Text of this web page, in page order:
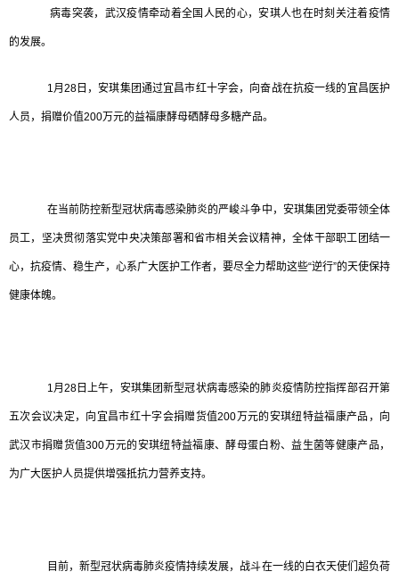
病毒突袭，武汉疫情牵动着全国人民的心，安琪人也在时刻关注着疫情
的发展。
1月28日，安琪集团通过宜昌市红十字会，向奋战在抗疫一线的宜昌医护
人员，捐赠价值200万元的益福康酵母硒酵母多糖产品。
在当前防控新型冠状病毒感染肺炎的严峻斗争中，安琪集团党委带领全体
员工，坚决贯彻落实党中央决策部署和省市相关会议精神，全体干部职工团结一
心，抗疫情、稳生产，心系广大医护工作者，要尽全力帮助这些“逆行”的天使保持
健康体魄。
1月28日上午，安琪集团新型冠状病毒感染的肺炎疫情防控指挥部召开第
五次会议决定，向宜昌市红十字会捐赠货值200万元的安琪纽特益福康产品，向
武汉市捐赠货值300万元的安琪纽特益福康、酵母蛋白粉、益生菌等健康产品，
为广大医护人员提供增强抵抗力营养支持。
目前，新型冠状病毒肺炎疫情持续发展，战斗在一线的白衣天使们超负荷